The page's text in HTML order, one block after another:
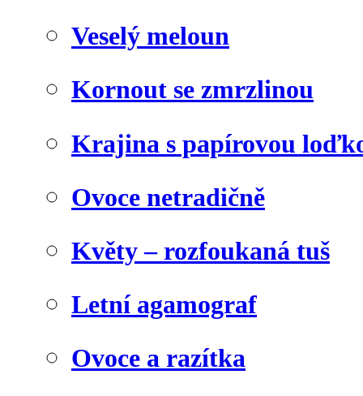
Veselý meloun
Kornout se zmrzlinou
Krajina s papírovou
Ovoce netradičně
Květy – rozfoukaná tuš
Letní agamograf
Ovoce a razítka